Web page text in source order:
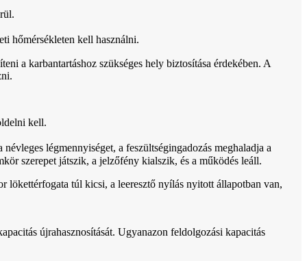
hőmérsékleten kell használni.
a karbantartáshoz szükséges hely biztosítása érdekében. A
kell.
légmennyiséget, a feszültségingadozás meghaladja a
szerepet játszik, a jelzőfény kialszik, és a működés leáll.
lökettérfogata túl kicsi, a leeresztő nyílás nyitott állapotban van,
újrahasznosítását. Ugyanazon feldolgozási kapacitás